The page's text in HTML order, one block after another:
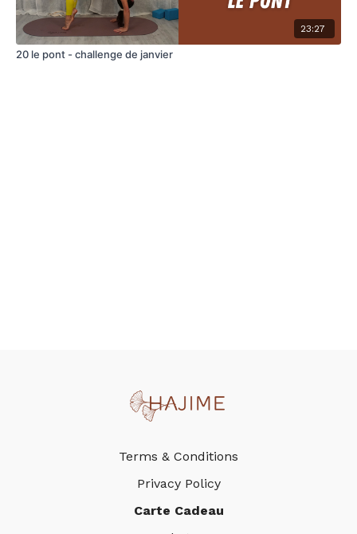
23:27
20 le pont - challenge de janvier
Terms & Conditions
Privacy Policy
Carte Cadeau